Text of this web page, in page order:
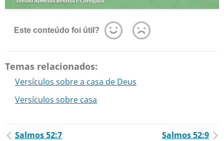
Este conteúdo foi útil?
Temas relacionados:
Versículos sobre a casa de Deus
Versículos sobre casa
Salmos 52:7 Salmos 52:9